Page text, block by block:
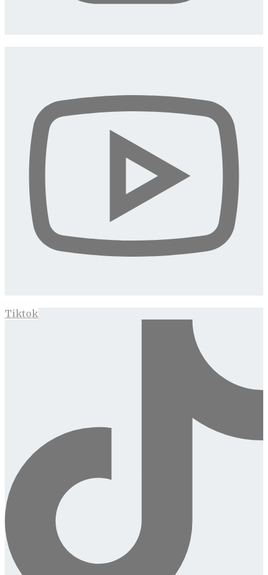
Tiktok